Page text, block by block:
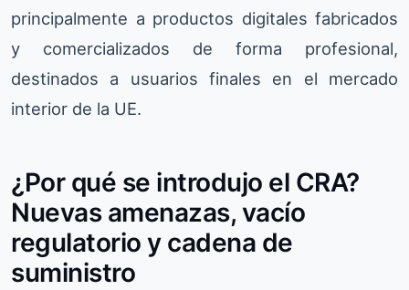
principalmente a productos digitales fabricados
y comercializados de forma profesional,
destinados a usuarios finales en el mercado
interior de la UE.
¿Por qué se introdujo el CRA?
Nuevas amenazas, vacío
regulatorio y cadena de
suministro